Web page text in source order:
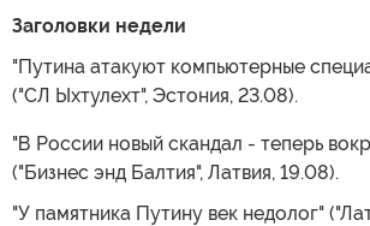
Заголовки недели
"Путина атакуют компьютерные
("СЛ Ыхтулехт", Эстония, 23.08).
"В России новый скандал - теперь
("Бизнес энд Балтия", Латвия, 19.08).
"У памятника Путину век недолог"